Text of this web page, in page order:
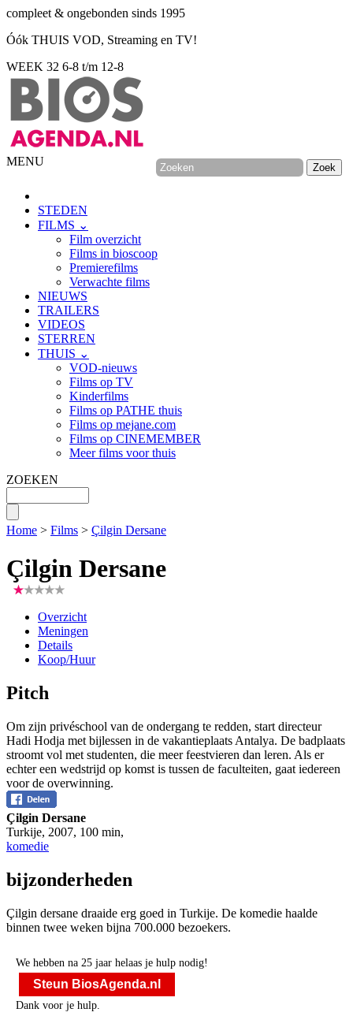
compleet & ongebonden sinds 1995
Óók THUIS VOD, Streaming en TV!
WEEK 32 6-8 t/m 12-8
MENU
STEDEN
FILMS ⌄
Film overzicht
Films in bioscoop
Premierefilms
Verwachte films
NIEUWS
TRAILERS
VIDEOS
STERREN
THUIS ⌄
VOD-nieuws
Films op TV
Kinderfilms
Films op PATHE thuis
Films op mejane.com
Films op CINEMEMBER
Meer films voor thuis
ZOEKEN
Home > Films > Çilgin Dersane
Çilgin Dersane
Overzicht
Meningen
Details
Koop/Huur
Pitch
Om zijn privéschool van de ondergang te redden, start directeur
Hadi Hodja met bijlessen in de vakantieplaats Antalya. De badplaats
stroomt vol met studenten, die meer feestvieren dan leren. Als er
echter een wedstrijd op komst is tussen de faculteiten, gaat iedereen
voor de overwinning.
Çilgin Dersane
Turkije, 2007, 100 min,
komedie
bijzonderheden
Çilgin dersane draaide erg goed in Turkije. De komedie haalde
binnen twee weken bijna 700.000 bezoekers.
We hebben na 25 jaar helaas je hulp nodig!
Steun BiosAgenda.nl
Dank voor je hulp.